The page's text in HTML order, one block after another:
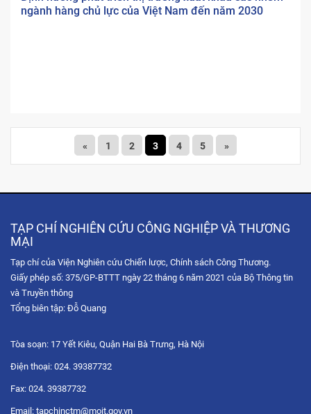
ngành hàng chủ lực của Việt Nam đến năm 2030
« 1 2 3 4 5 »
TẠP CHÍ NGHIÊN CỨU CÔNG NGHIỆP VÀ THƯƠNG
MẠI
Tạp chí của Viện Nghiên cứu Chiến lược, Chính sách Công Thương.
Giấy phép số: 375/GP-BTTT ngày 22 tháng 6 năm 2021 của Bộ Thông tin
và Truyền thông
Tổng biên tập: Đỗ Quang
Tòa soạn: 17 Yết Kiêu, Quận Hai Bà Trưng, Hà Nội
Điện thoại: 024. 39387732
Fax: 024. 39387732
Email: tapchinctm@moit.gov.vn